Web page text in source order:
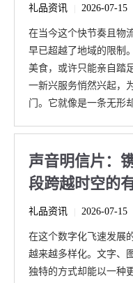
礼品资讯 2026-07-15
在当今这个快节奏且物
早已超越了地域的限制
美食，或许只能亲自踏
一新兴服务悄然兴起，
门。它就像是一条无形
声音明信片：
段跨越时空的
礼品资讯 2026-07-15
在这个数字化飞速发展
越来越多样化。文字、
独特的方式却能以一种